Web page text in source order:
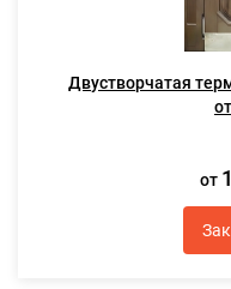
Двустворчатая
от